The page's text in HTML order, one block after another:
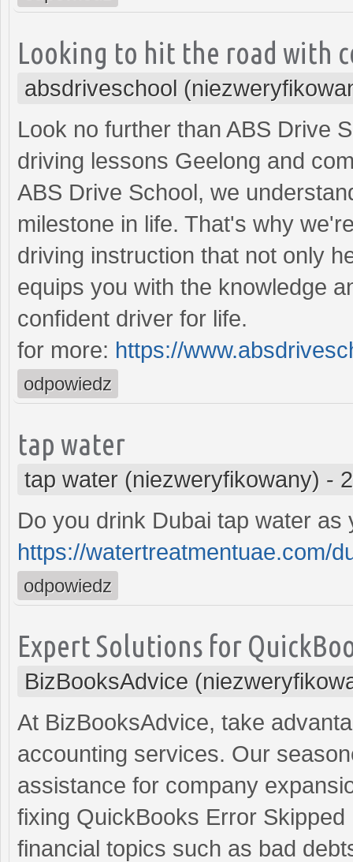
Looking to hit the road with
absdriveschool
Look no further than ABS Drive
driving lessons Geelong and
ABS Drive School, we
milestone in life. That's why
driving instruction that not only
equips you with the knowledge
confident driver for life.
for more: https://
odpowiedz
tap water
tap water (niezweryfikowany) -
Do you drink Dubai tap water
https://watertreatmentuae.com/
odpowiedz
Expert Solutions for
BizBooksAdvice
At BizBooksAdvice, take
accounting services. Our
assistance for company
fixing QuickBooks Error
financial topics such as bad